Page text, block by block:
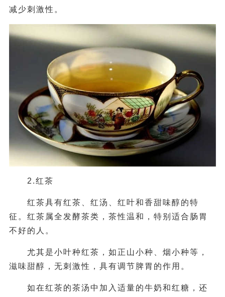
减少刺激性。
2.红茶
红茶具有红茶、红汤、红叶和香甜味醇的特
征。红茶属全发酵茶类，茶性温和，特别适合肠胃
不好的人。
尤其是小叶种红茶，如正山小种、烟小种等，
滋味甜醇，无刺激性，具有调节脾胃的作用。
如在红茶的茶汤中加入适量的牛奶和红糖，还